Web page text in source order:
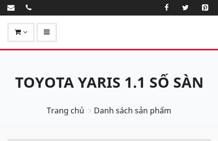
TOYOTA YARIS 1.1 SỐ SÀN
Trang chủ Danh sách sản phẩm